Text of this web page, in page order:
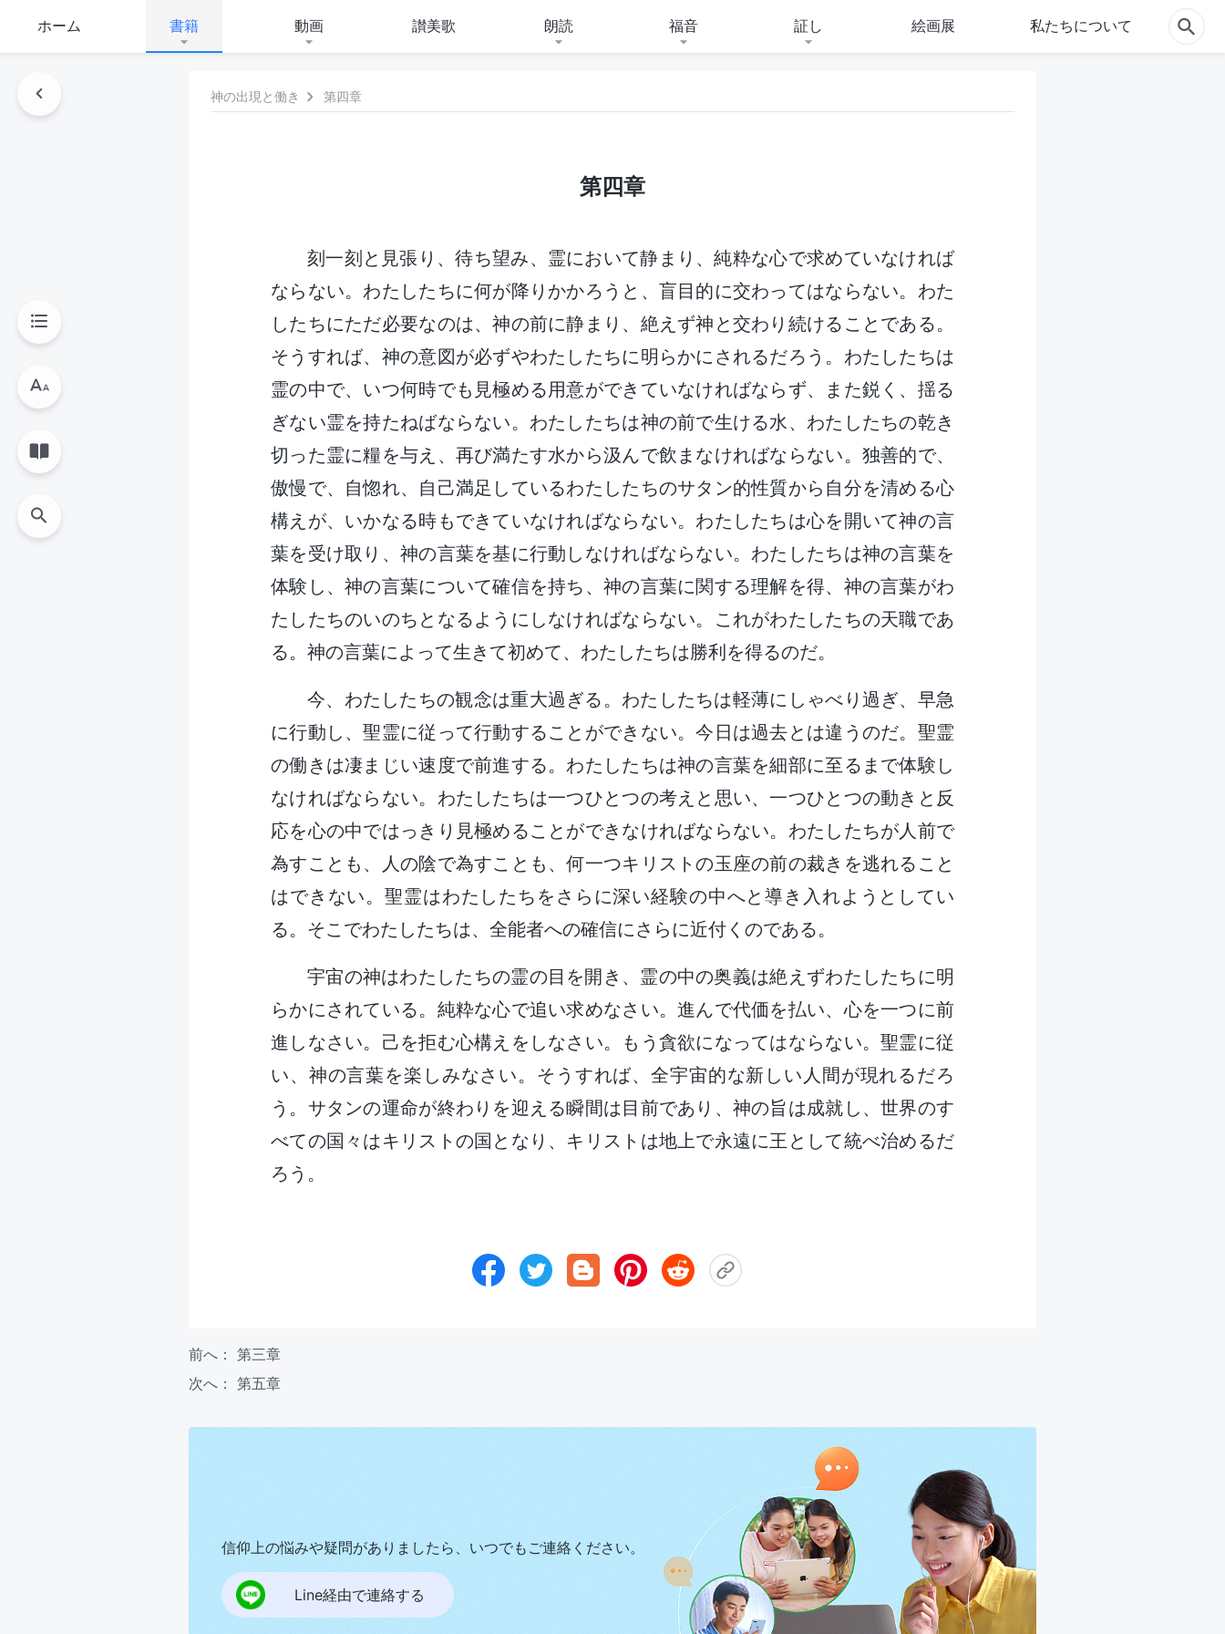
ホーム 書籍 動画 讃美歌 朗読 福音 証し 絵画展 私たちについて
神の出現と働き 第四章
第四章
刻一刻と見張り、待ち望み、霊において静まり、純粋な心で求めていなければ
ならない。わたしたちに何が降りかかろうと、盲目的に交わってはならない。わた
したちにただ必要なのは、神の前に静まり、絶えず神と交わり続けることである。
そうすれば、神の意図が必ずやわたしたちに明らかにされるだろう。わたしたちは
霊の中で、いつ何時でも見極める用意ができていなければならず、また鋭く、揺る
ぎない霊を持たねばならない。わたしたちは神の前で生ける水、わたしたちの乾き
切った霊に糧を与え、再び満たす水から汲んで飲まなければならない。独善的で、
傲慢で、自惚れ、自己満足しているわたしたちのサタン的性質から自分を清める心
構えが、いかなる時もできていなければならない。わたしたちは心を開いて神の言
葉を受け取り、神の言葉を基に行動しなければならない。わたしたちは神の言葉を
体験し、神の言葉について確信を持ち、神の言葉に関する理解を得、神の言葉がわ
たしたちのいのちとなるようにしなければならない。これがわたしたちの天職であ
る。神の言葉によって生きて初めて、わたしたちは勝利を得るのだ。
今、わたしたちの観念は重大過ぎる。わたしたちは軽薄にしゃべり過ぎ、早急
に行動し、聖霊に従って行動することができない。今日は過去とは違うのだ。聖霊
の働きは凄まじい速度で前進する。わたしたちは神の言葉を細部に至るまで体験し
なければならない。わたしたちは一つひとつの考えと思い、一つひとつの動きと反
応を心の中ではっきり見極めることができなければならない。わたしたちが人前で
為すことも、人の陰で為すことも、何一つキリストの玉座の前の裁きを逃れること
はできない。聖霊はわたしたちをさらに深い経験の中へと導き入れようとしてい
る。そこでわたしたちは、全能者への確信にさらに近付くのである。
宇宙の神はわたしたちの霊の目を開き、霊の中の奥義は絶えずわたしたちに明
らかにされている。純粋な心で追い求めなさい。進んで代価を払い、心を一つに前
進しなさい。己を拒む心構えをしなさい。もう貪欲になってはならない。聖霊に従
い、神の言葉を楽しみなさい。そうすれば、全宇宙的な新しい人間が現れるだろ
う。サタンの運命が終わりを迎える瞬間は目前であり、神の旨は成就し、世界のす
べての国々はキリストの国となり、キリストは地上で永遠に王として統べ治めるだ
ろう。
前へ： 第三章
次へ： 第五章
信仰上の悩みや疑問がありましたら、いつでもご連絡ください。
Line経由で連絡する